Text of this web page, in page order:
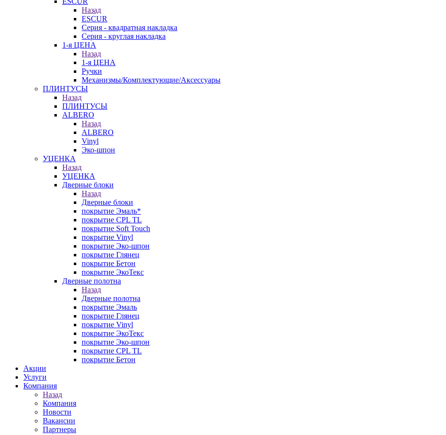
Назад
ESCUR
Серия - квадратная накладка
Серия - круглая накладка
1-я ЦЕНА
Назад
1-я ЦЕНА
Ручки
Механизмы/Комплектующие/Аксессуары
ПЛИНТУСЫ
Назад
ПЛИНТУСЫ
ALBERO
Назад
ALBERO
Vinyl
Эко-шпон
УЦЕНКА
Назад
УЦЕНКА
Дверные блоки
Назад
Дверные блоки
покрытие Эмаль*
покрытие CPL TL
покрытие Soft Touch
покрытие Vinyl
покрытие Эко-шпон
покрытие Глянец
покрытие Бетон
покрытие ЭкоТекс
Дверные полотна
Назад
Дверные полотна
покрытие Эмаль
покрытие Глянец
покрытие Vinyl
покрытие ЭкоТекс
покрытие Эко-шпон
покрытие CPL TL
покрытие Бетон
Акции
Услуги
Компания
Назад
Компания
Новости
Вакансии
Партнеры